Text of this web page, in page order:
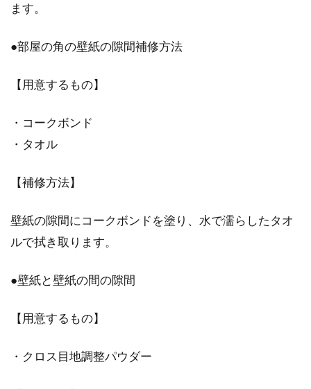
新築の住宅が完成し、引き渡しがすむと、待ち
ます。
●部屋の角の壁紙の隙間補修方法
【用意するもの】
・コークボンド
・タオル
【補修方法】
壁紙の隙間にコークボンドを塗り、水で濡らしたタオ
ルで拭き取ります。
●壁紙と壁紙の間の隙間
【用意するもの】
・クロス目地調整パウダー